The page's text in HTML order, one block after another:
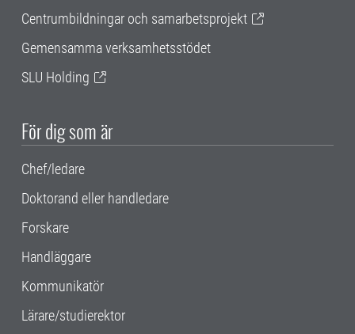
Centrumbildningar och samarbetsprojekt
Gemensamma verksamhetsstödet
SLU Holding
För dig som är
Chef/ledare
Doktorand eller handledare
Forskare
Handläggare
Kommunikatör
Lärare/studierektor